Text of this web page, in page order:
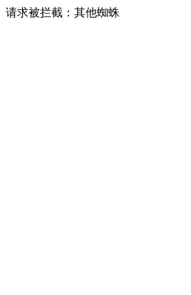
请求被拦截：其他蜘蛛